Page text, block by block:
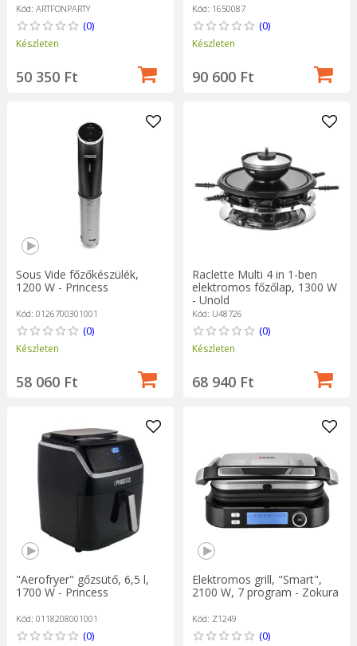
Kód: ARTFONPARTY
(0)
Készleten
50 350 Ft
Kód: 1650087
(0)
Készleten
90 600 Ft
Sous Vide főzőkészülék,
1200 W - Princess
Kód: 0126700301001
(0)
Készleten
58 060 Ft
Raclette Multi 4 in 1-ben
elektromos főzőlap, 1300 W
- Unold
Kód: U48726
(0)
Készleten
68 940 Ft
"Aerofryer" gőzsütő, 6,5 l,
1700 W - Princess
Kód: 0118208001001
(0)
Elektromos grill, "Smart",
2100 W, 7 program - Zokura
Kód: Z1249
(0)